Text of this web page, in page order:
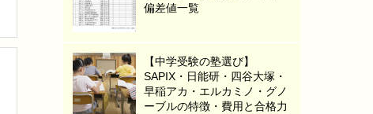
偏差値一覧
【中学受験の塾選び】
SAPIX・日能研・四谷大塚・
早稲アカ・エルカミノ・グノ
ーブルの特徴・費用と合格力